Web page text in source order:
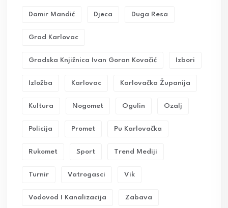
Damir Mandić Djeca Duga Resa
Grad Karlovac
Gradska Knjižnica Ivan Goran Kovačić Izbori
Izložba Karlovac Karlovačka Županija
Kultura Nogomet Ogulin Ozalj
Policija Promet Pu Karlovačka
Rukomet Sport Trend Mediji
Turnir Vatrogasci Vik
Vodovod I Kanalizacija Zabava